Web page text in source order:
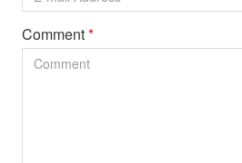
Comment*